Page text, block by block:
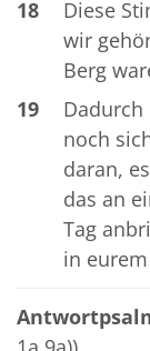
18
Diese
wir
Berg
19
noch
daran,
das an
Tag
in